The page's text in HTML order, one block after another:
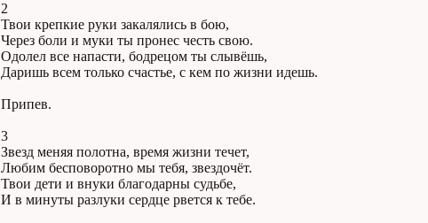
2
Твои крепкие руки закалялись в бою,
Через боли и муки ты пронес честь свою.
Одолел все напасти, бодрецом ты слывёшь,
Даришь всем только счастье, с кем по жизни идешь.
Припев.
3
Звезд меняя полотна, время жизни течет,
Любим бесповоротно мы тебя, звездочёт.
Твои дети и внуки благодарны судьбе,
И в минуты разлуки сердце рвется к тебе.